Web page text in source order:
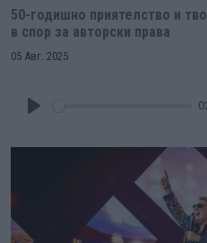
50-годишно приятелство и
в спор за авторски права
05 Авг. 2025